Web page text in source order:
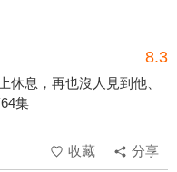
8.3
休息，再也沒人見到他、
集
收藏
分享